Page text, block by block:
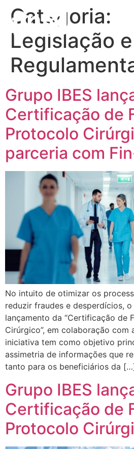
Categoria:
Legislação e
Grupo IBES
Certificação de
Protocolo
parceria com
No intuito de otimizar os
reduzir fraudes e desperdícios, o
lançamento da “Certificação de
Cirúrgico”, em colaboração com
iniciativa tem como objetivo
assimetria de informações que
tanto para os beneficiários da
Grupo IBES
Certificação de
Protocolo